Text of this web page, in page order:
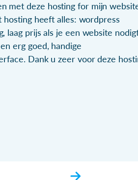
met deze hosting for mijn
hosting heeft alles: wordpress
laag prijs als je een website
erg goed, handige
Dank u zeer voor deze